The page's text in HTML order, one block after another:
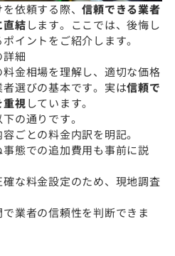
依頼する際、信頼できる業者
直結します。ここでは、後悔し
イントをご紹介します。
細
金相場を理解し、適切な価格
選びの基本です。実は信頼で
重視しています。
の通りです。
ごとの料金内訳を明記。
態での追加費用も事前に説
な料金設定のため、現地調査
業者の信頼性を判断できま